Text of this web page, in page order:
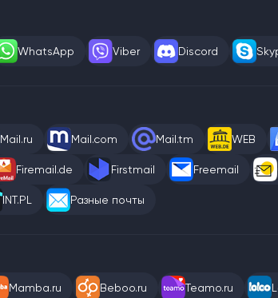
WhatsApp Viber Discord
Mail.ru Mail.com Mail.tm WEB
Firemail.de Firstmail Freemail
INT.PL Разные почты
Mamba.ru Beboo.ru Teamo.ru